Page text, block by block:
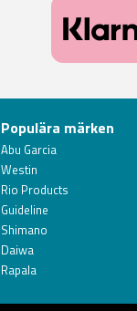
Populära märken
Abu Garcia
Westin
Rio Products
Guideline
Shimano
Daiwa
Rapala